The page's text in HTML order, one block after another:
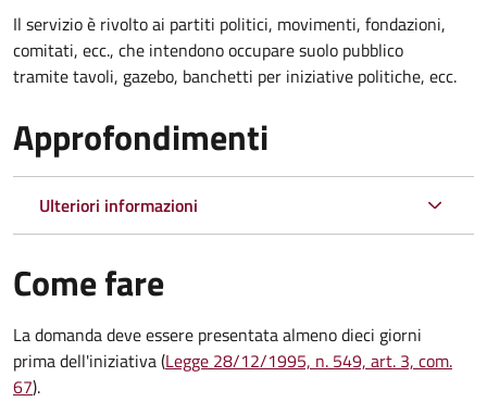
Il servizio è rivolto ai partiti politici, movimenti, fondazioni,
comitati, ecc., che intendono occupare suolo pubblico
tramite tavoli, gazebo, banchetti per iniziative politiche, ecc.
Approfondimenti
Ulteriori informazioni
Come fare
La domanda deve essere presentataalmeno dieci giorni
primadell'iniziativa (Legge 28/12/1995, n. 549, art. 3, com.
67).